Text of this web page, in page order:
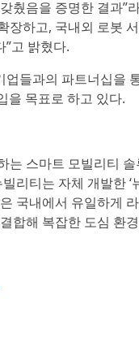
췄음을 증명한 결과”
장하고, 국내외 로봇
고 밝혔다.
들과의 파트너십을
을 목표로 하고 있다.
는 스마트 모빌리티
리티는 자체 개발한
국내에서 유일하게
합해 복잡한 도심 환